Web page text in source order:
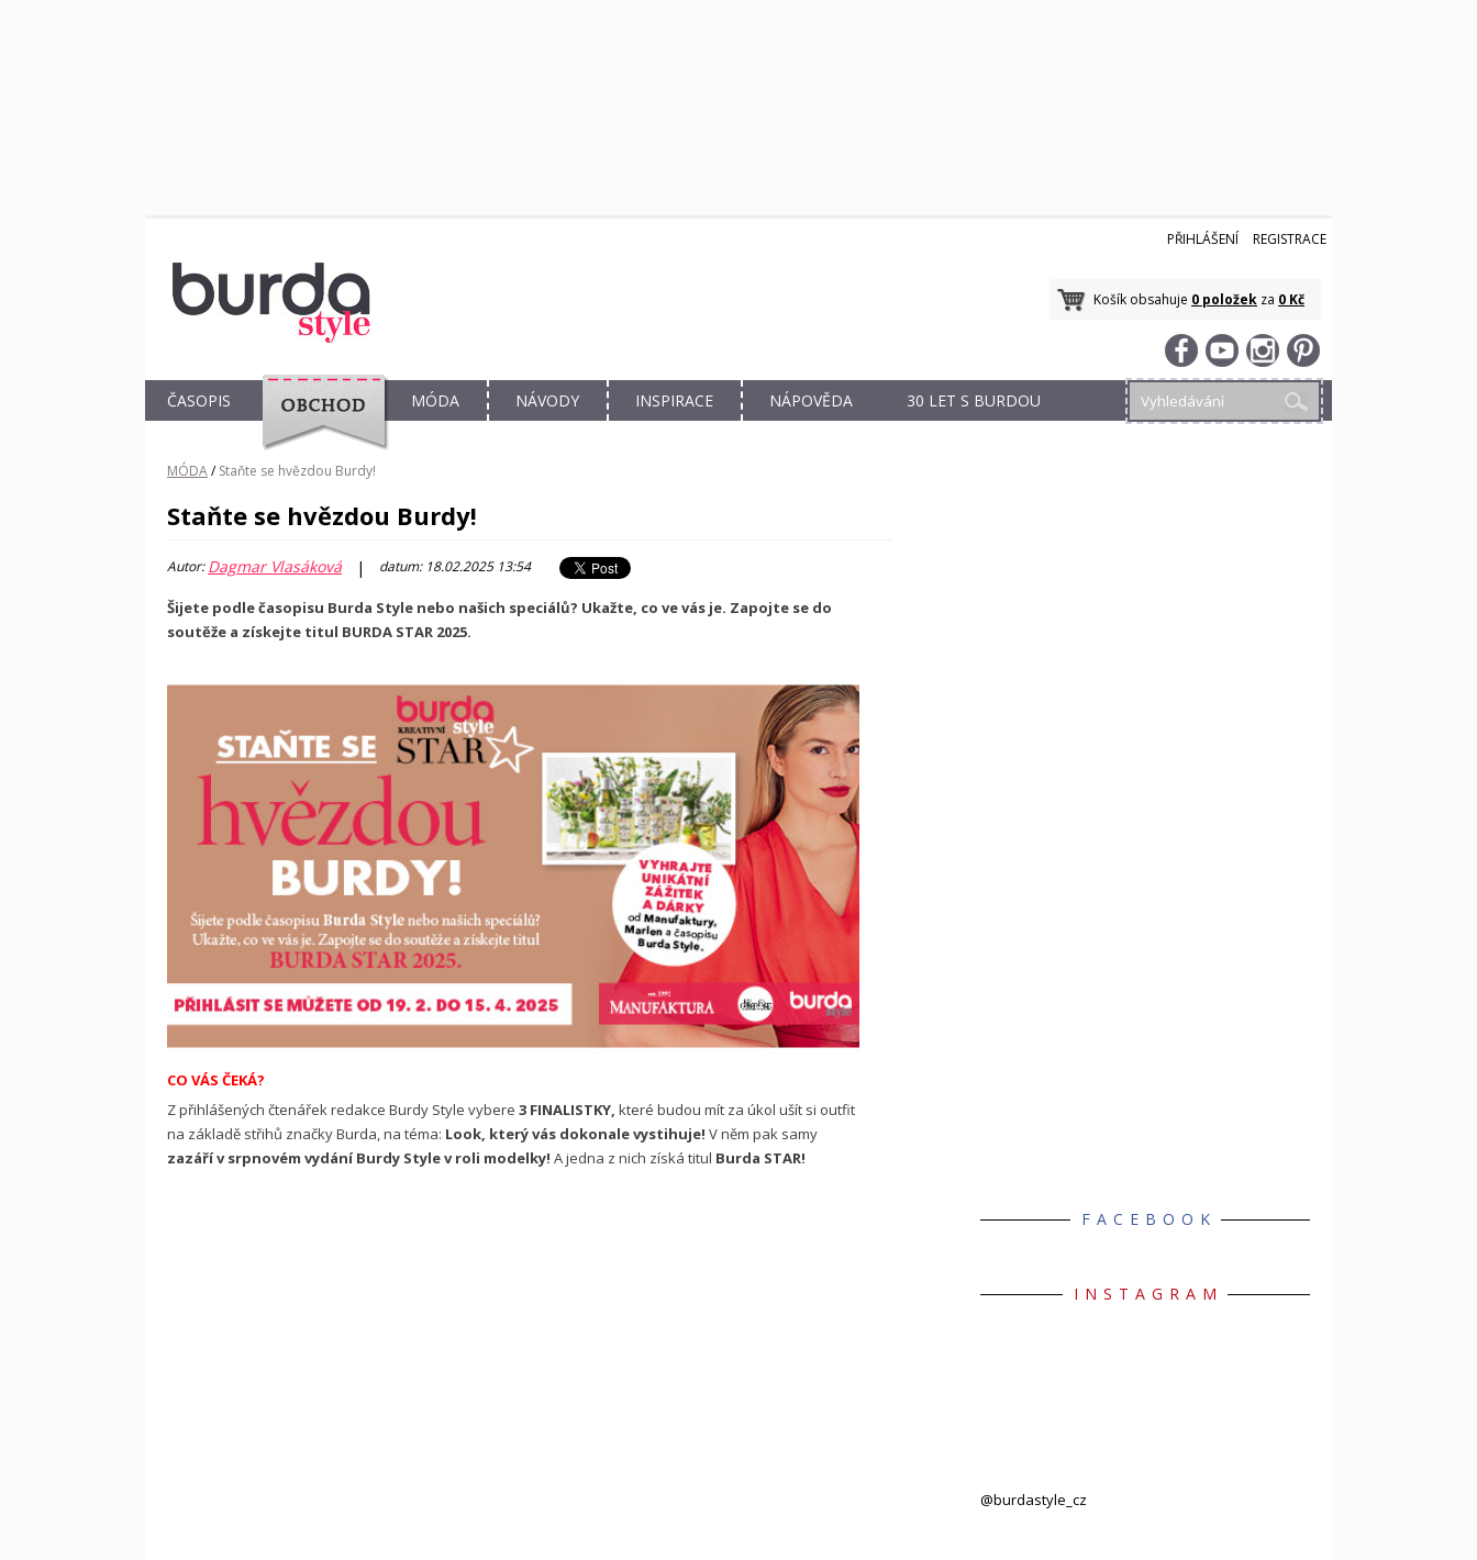
PŘIHLÁŠENÍ REGISTRACE
Košík obsahuje 0 položek za 0 Kč
ČASOPIS
OBCHOD
MÓDA NÁVODY INSPIRACE NÁPOVĚDA 30 LET S BURDOU
MÓDA/ Staňte se hvězdou Burdy!
Staňte se hvězdou Burdy!
Autor:Dagmar Vlasáková | datum: 18.02.2025 13:54
Šijete podle časopisu Burda Style nebo našich speciálů? Ukažte, co ve vás je. Zapojte se do
soutěže a získejte titul BURDA STAR 2025.
CO VÁS ČEKÁ?
Z přihlášených čtenářek redakce Burdy Style vybere 3 FINALISTKY, které budou mít za úkol ušít si outfit
na základě střihů značky Burda, na téma: Look, který vás dokonale vystihuje! V něm pak samy
zazáří v srpnovém vydání Burdy Style v roli modelky! A jedna z nich získá titul Burda STAR!
FACEBOOK
INSTAGRAM
@burdastyle_cz